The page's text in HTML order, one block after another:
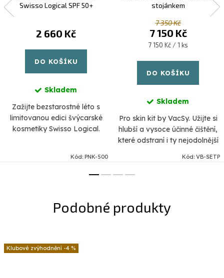
Swisso Logical SPF 50+
2 660 Kč
DO KOŠÍKU
Skladem
Zažijte bezstarostné léto s
limitovanou edici švýcarské
kosmetiky Swisso Logical.
hydrataci pokožky obličeje a
Kód: PNK-500
stojánkem
7 350 Kč
7 150 Kč
Měrná
7 150 Kč / 1 ks
DO KOŠÍKU
Skladem
Pro skin kit by VacSy. Užijte si
hlubší a vysoce účinné čištění,
které odstraní i ty nejodolnější
pokožku a zmírněte...
Kód: VB-SETP
-4 %